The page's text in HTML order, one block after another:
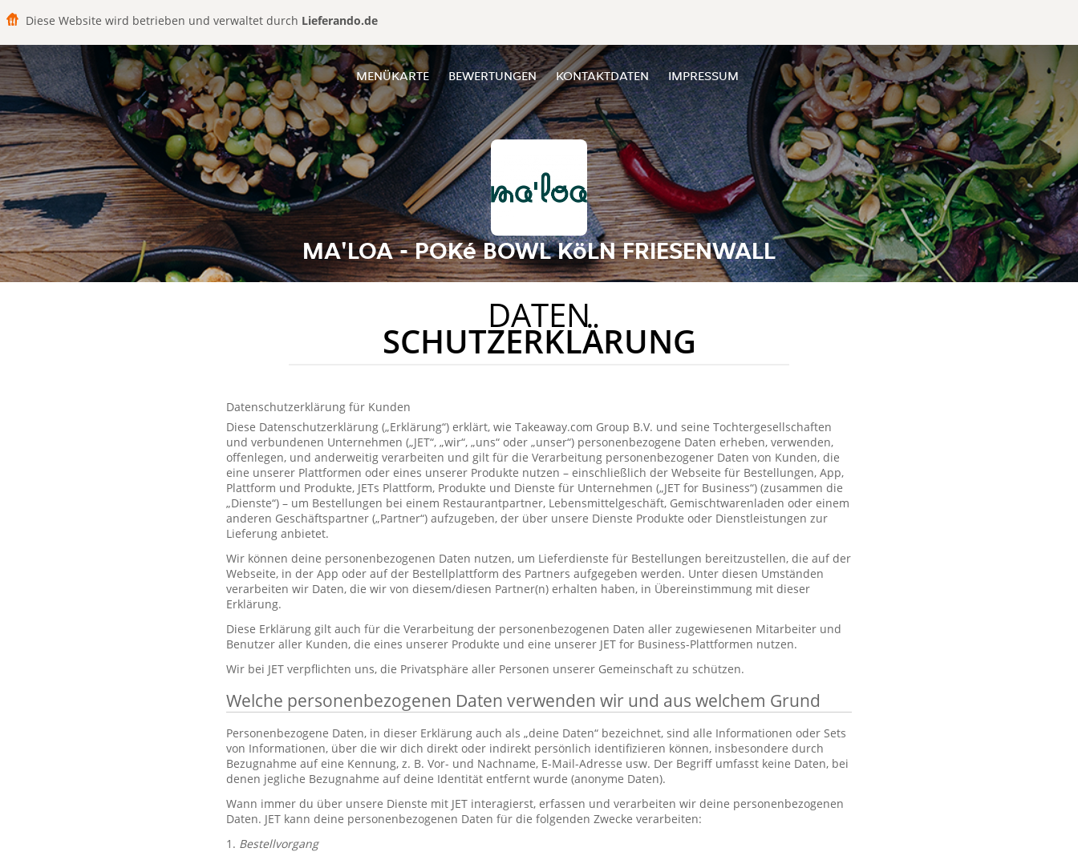
Diese Website wird betrieben und verwaltet durch Lieferando.de
MENÜKARTE BEWERTUNGEN KONTAKTDATEN IMPRESSUM
MA'LOA - POKé BOWL KöLN FRIESENWALL
DATEN
SCHUTZERKLÄRUNG
Datenschutzerklärung für Kunden
Diese Datenschutzerklärung („Erklärung“) erklärt, wie Takeaway.com Group B.V. und seine Tochtergesellschaften
und verbundenen Unternehmen („JET“, „wir“, „uns“ oder „unser“) personenbezogene Daten erheben, verwenden,
offenlegen, und anderweitig verarbeiten und gilt für die Verarbeitung personenbezogener Daten von Kunden, die
eine unserer Plattformen oder eines unserer Produkte nutzen – einschließlich der Webseite für Bestellungen, App,
Plattform und Produkte, JETs Plattform, Produkte und Dienste für Unternehmen („JET for Business“) (zusammen die
„Dienste“) – um Bestellungen bei einem Restaurantpartner, Lebensmittelgeschäft, Gemischtwarenladen oder einem
anderen Geschäftspartner („Partner“) aufzugeben, der über unsere Dienste Produkte oder Dienstleistungen zur
Lieferung anbietet.
Wir können deine personenbezogenen Daten nutzen, um Lieferdienste für Bestellungen bereitzustellen, die auf der
Webseite, in der App oder auf der Bestellplattform des Partners aufgegeben werden. Unter diesen Umständen
verarbeiten wir Daten, die wir von diesem/diesen Partner(n) erhalten haben, in Übereinstimmung mit dieser
Erklärung.
Diese Erklärung gilt auch für die Verarbeitung der personenbezogenen Daten aller zugewiesenen Mitarbeiter und
Benutzer aller Kunden, die eines unserer Produkte und eine unserer JET for Business-Plattformen nutzen.
Wir bei JET verpflichten uns, die Privatsphäre aller Personen unserer Gemeinschaft zu schützen.
Welche personenbezogenen Daten verwenden wir und aus welchem Grund
Personenbezogene Daten, in dieser Erklärung auch als „deine Daten“ bezeichnet, sind alle Informationen oder Sets
von Informationen, über die wir dich direkt oder indirekt persönlich identifizieren können, insbesondere durch
Bezugnahme auf eine Kennung, z. B. Vor- und Nachname, E-Mail-Adresse usw. Der Begriff umfasst keine Daten, bei
denen jegliche Bezugnahme auf deine Identität entfernt wurde (anonyme Daten).
Wann immer du über unsere Dienste mit JET interagierst, erfassen und verarbeiten wir deine personenbezogenen
Daten. JET kann deine personenbezogenen Daten für die folgenden Zwecke verarbeiten:
1. Bestellvorgang